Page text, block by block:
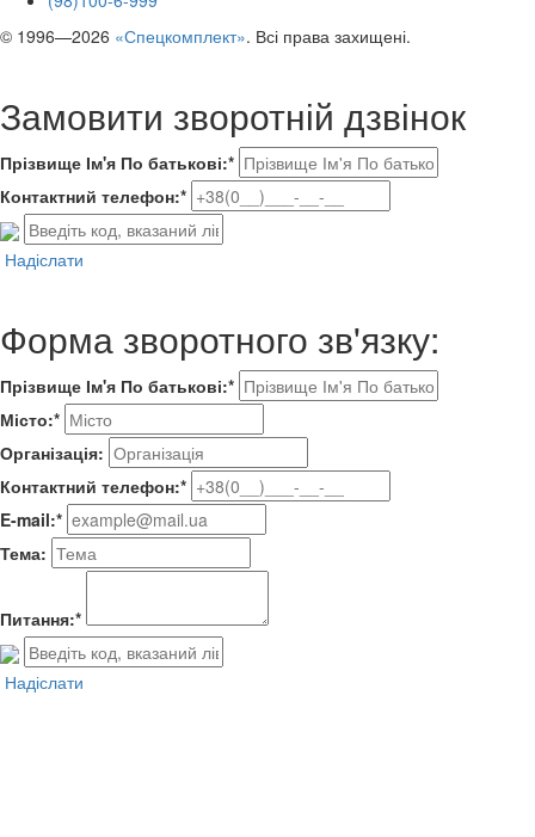
© 1996—2026 «Спецкомплект». Всі права захищені.
Замовити зворотній дзвінок
Прізвище Ім'я По батькові:*
Контактний телефон:*
Надіслати
Форма зворотного зв'язку:
Прізвище Ім'я По батькові:*
Місто:*
Організація:
Контактний телефон:*
E-mail:*
Тема:
Питання:*
Надіслати